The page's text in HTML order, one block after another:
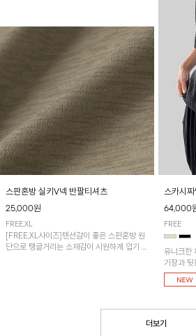
스판혼방 실키V넥 반팔티셔츠
25,000원
FREE,XL
[FREE,XL사이즈]텐션감이 좋은 스판혼방 원
단으로 탱글거리는 소재감이 시원하게 입기 좋
스카시
64,000
FREE
유니크한
기장과 뒷
더보기